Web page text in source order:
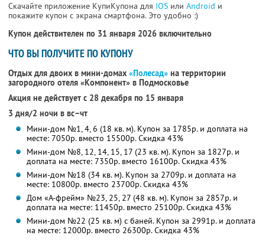
Скачайте приложение КупиКупона для IOS или Android и
покажите купон с экрана смартфона. Это удобно :)
Купон действителен по 31 января 2026 включительно
ЧТО ВЫ ПОЛУЧИТЕ ПО КУПОНУ
Отдых для двоих в мини-домах «Полесад» на территории
загородного отеля «Компонент» в Подмосковье
Акция не действует с 28 декабря по 15 января
3 дня/2 ночи в вс–чт
Мини-дом №1, 4, 6 (18 кв. м). Купон за 1785р. и доплата на
месте: 7050р. вместо 15500р. Скидка 43%
Мини-дом №8, 12, 14, 15, 17 (23 кв. м). Купон за 1827р. и
доплата на месте: 7350р. вместо 16100р. Скидка 43%
Мини-дом №18 (34 кв. м). Купон за 2709р. и доплата на
месте: 10800р. вместо 23700р. Скидка 43%
Дом «А-фрейм» №23, 25, 27 (48 кв. м). Купон за 2857р. и
доплата на месте: 11450р. вместо 25100р. Скидка 43%
Мини-дом №22 (25 кв. м) с баней. Купон за 2991р. и доплата
на месте: 12000р. вместо 26300р. Скидка 43%